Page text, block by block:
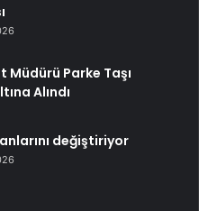
Müdürü Parke Taşı
Alındı
değiştiriyor